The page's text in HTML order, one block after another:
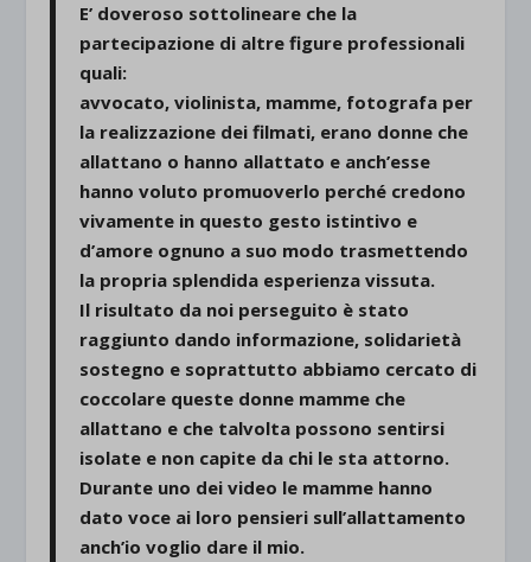
E’ doveroso sottolineare che la
partecipazione di altre figure professionali
quali:
avvocato, violinista, mamme, fotografa per
la realizzazione dei filmati, erano donne che
allattano o hanno allattato e anch’esse
hanno voluto promuoverlo perché credono
vivamente in questo gesto istintivo e
d’amore ognuno a suo modo trasmettendo
la propria splendida esperienza vissuta.
Il risultato da noi perseguito è stato
raggiunto dando informazione, solidarietà
sostegno e soprattutto abbiamo cercato di
coccolare queste donne mamme che
allattano e che talvolta possono sentirsi
isolate e non capite da chi le sta attorno.
Durante uno dei video le mamme hanno
dato voce ai loro pensieri sull’allattamento
anch’io voglio dare il mio.